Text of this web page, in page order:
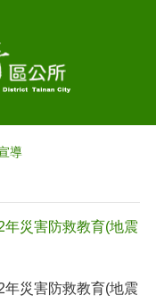
導
災害防救教育(地震
災害防救教育(地震